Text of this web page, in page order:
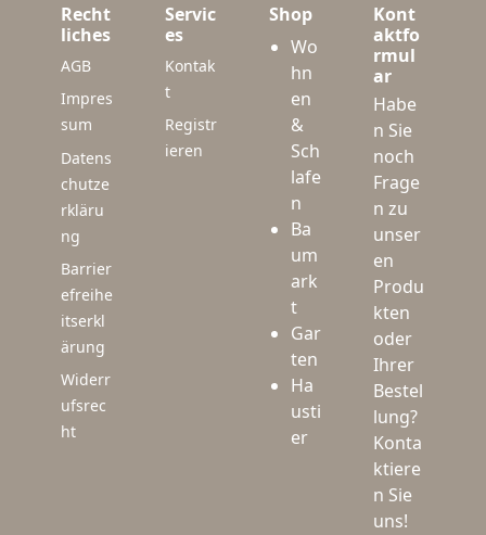
Recht
liches
AGB
Impres
sum
Datens
chutze
rkläru
ng
Barrier
efreihe
itserkl
ärung
Widerr
ufsrec
ht
Servic
es
Kontak
t
Registr
ieren
Shop
Wo
hn
en
&
Sch
lafe
n
Ba
um
ark
t
Gar
ten
Ha
usti
er
Kont
aktfo
rmul
ar
Habe
n Sie
noch
Frage
n zu
unser
en
Produ
kten
oder
Ihrer
Bestel
lung?
Konta
ktiere
n Sie
uns!